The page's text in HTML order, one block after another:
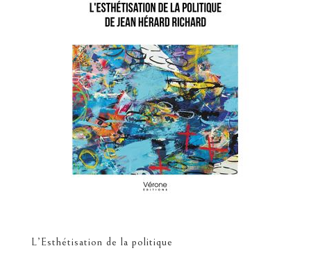
L’Esthétisation de la politique